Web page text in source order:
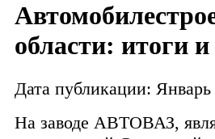
области: итоги
Дата публикации: Январь
На заводе АВТОВАЗ,